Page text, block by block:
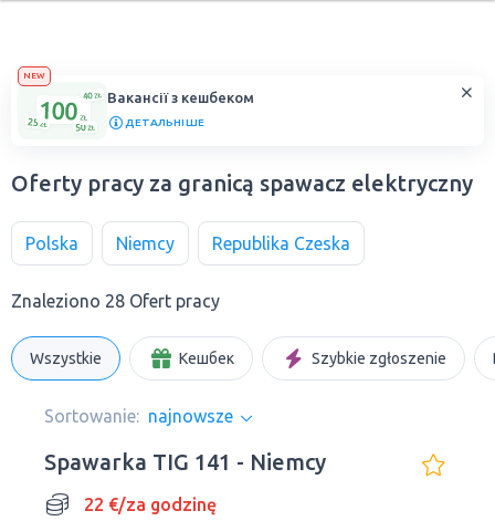
NEW
Вакансії з кешбеком
ДЕТАЛЬНІШЕ
Oferty pracy za granicą spawacz elektryczny
Polska Niemcy Republika Czeska
Znaleziono 28 Ofert pracy
Wszystkie Кешбек Szybkie zgłoszenie
Sortowanie: najnowsze
Spawarka TIG 141 - Niemcy
22 €/za godzinę